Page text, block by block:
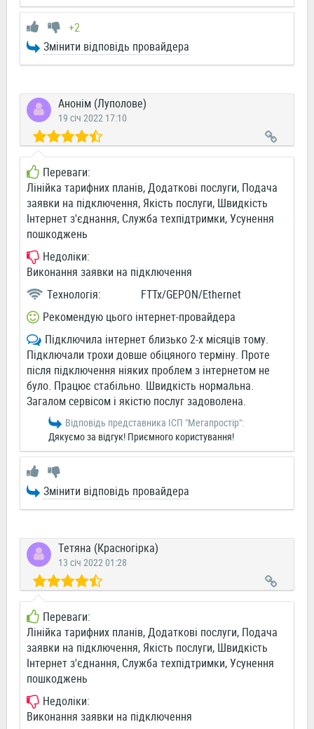
+2
Змінити відповідь провайдера
Анонім (Луполове)
19 січ 2022 17:10
Переваги:
Лінійка тарифних планів, Додаткові послуги, Подача
заявки на підключення, Якість послуги, Швидкість
Інтернет з'єднання, Служба техпідтримки, Усунення
пошкоджень
Недоліки:
Виконання заявки на підключення
Технологія:
FTTx/GEPON/Ethernet
Рекомендую цього інтернет-провайдера
Підключила інтернет близько 2-х місяців тому.
Підключали трохи довше обіцяного терміну. Проте
після підключення ніяких проблем з інтернетом не
було. Працює стабільно. Швидкість нормальна.
Загалом сервісом і якістю послуг задоволена.
Відповідь представника ІСП "Мегапростiр":
Дякуємо за відгук! Приємного користування!
Змінити відповідь провайдера
Тетяна (Красногірка)
13 січ 2022 01:28
Переваги:
Лінійка тарифних планів, Додаткові послуги, Подача
заявки на підключення, Якість послуги, Швидкість
Інтернет з'єднання, Служба техпідтримки, Усунення
пошкоджень
Недоліки:
Виконання заявки на підключення